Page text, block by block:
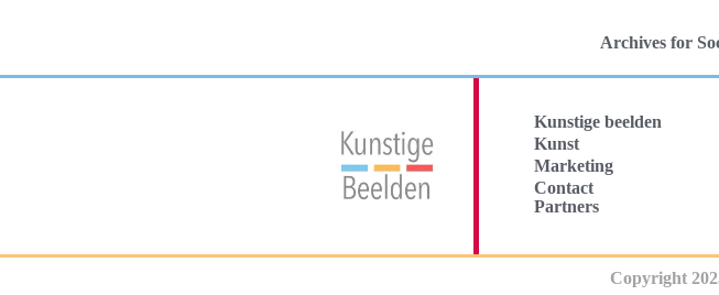
Archives for
Kunstige beelden
Kunst
Marketing
Contact
Partners
Copyright